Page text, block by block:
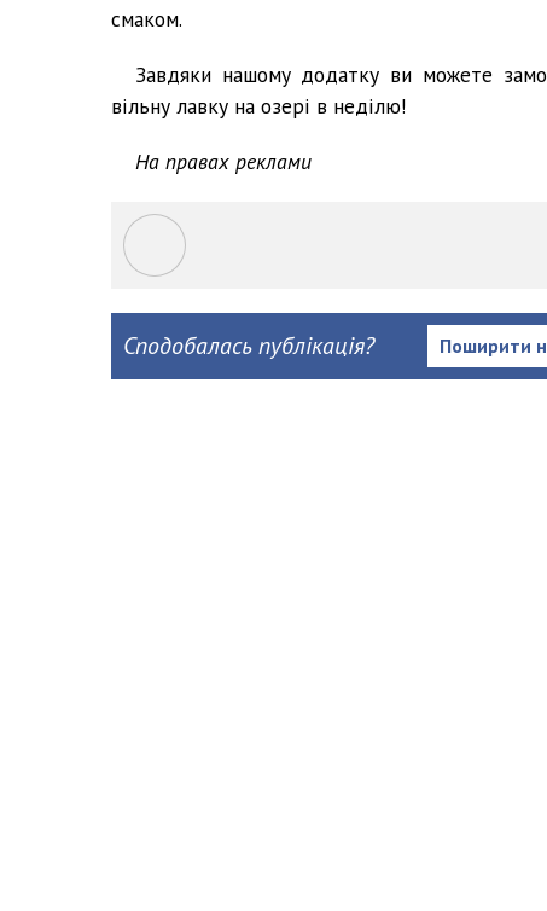
смаком.
Завдяки нашому додатку ви можете
вільну лавку на озері в неділю!
На правах реклами
Сподобалась публікація? Поширити